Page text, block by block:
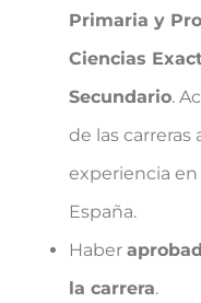
Primaria y
Ciencias
Secundario.
de las
experiencia
España.
Haber
la carrera.